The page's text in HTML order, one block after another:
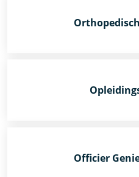
Officier